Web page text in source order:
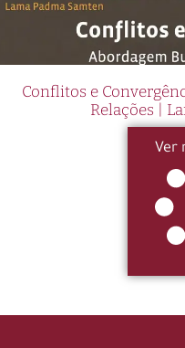
Conflitos e
Relações |
Ver